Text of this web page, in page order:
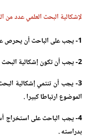
لإشكالية البحث العلمي عدد
1- يجب على الباحث أن يحرص على جعل إشكالية بحثه واضحة ودقيقة .
2- يجب أن تكون إشكالية البحث واقعية وليست خيالية ، وقابلة للبحث وللتحقيق .
3- يجب أن تنتمي إشكالية
الموضوع ارتباطا كبيرا .
4- يجب الباحث على استخراج
بدراسته .